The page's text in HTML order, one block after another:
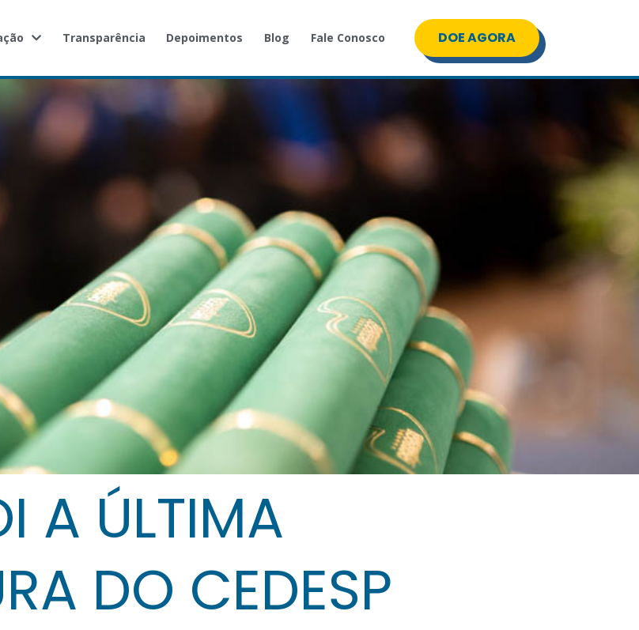
Transparência Depoimentos Blog Fale Conosco DOE AGORA
A ÚLTIMA
DO CEDESP